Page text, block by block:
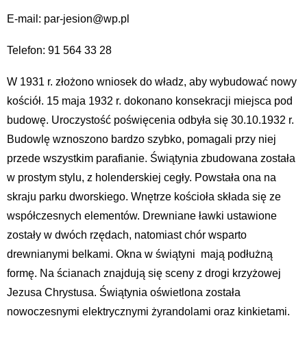
E-mail: par-jesion@wp.pl
Telefon: 91 564 33 28
W 1931 r. złożono wniosek do władz, aby wybudować nowy
kościół. 15 maja 1932 r. dokonano konsekracji miejsca pod
budowę. Uroczystość poświęcenia odbyła się 30.10.1932 r.
Budowlę wznoszono bardzo szybko, pomagali przy niej
przede wszystkim parafianie. Świątynia zbudowana została
w prostym stylu, z holenderskiej cegły. Powstała ona na
skraju parku dworskiego. Wnętrze kościoła składa się ze
współczesnych elementów. Drewniane ławki ustawione
zostały w dwóch rzędach, natomiast chór wsparto
drewnianymi belkami. Okna w świątyni mają podłużną
formę. Na ścianach znajdują się sceny z drogi krzyżowej
Jezusa Chrystusa. Świątynia oświetlona została
nowoczesnymi elektrycznymi żyrandolami oraz kinkietami.